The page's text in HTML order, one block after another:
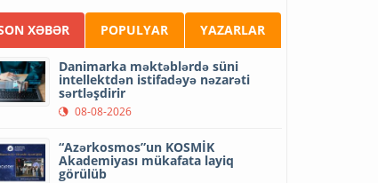
XƏBƏR POPULYAR YAZARLAR
Danimarka məktəblərdə süni
intellektdən istifadəyə nəzarəti
sərtləşdirir
08-08-2026
“Azərkosmos”un KOSMİK
Akademiyası mükafata layiq
görülüb